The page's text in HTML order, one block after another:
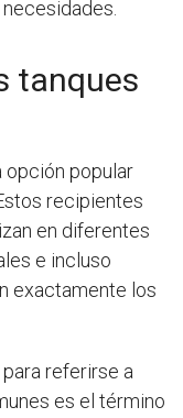
tanques
opción popular
recipientes
en diferentes
e incluso
exactamente los
referirse a
es el término